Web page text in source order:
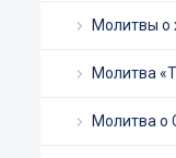
Молитвы о
Молитва
Молитва о